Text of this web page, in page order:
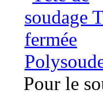
Pour le